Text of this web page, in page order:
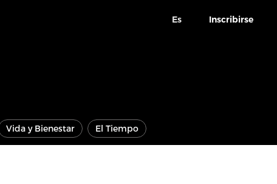
Es Inscribirse
Vida y Bienestar El Tiempo